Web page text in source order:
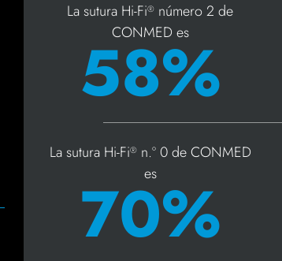
La sutura Hi-Fi® número 2 de
CONMED es
58%
La sutura Hi-Fi®n.º 0 de CONMED
es
70%